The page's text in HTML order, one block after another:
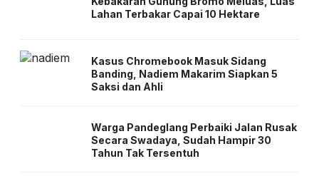
Lahan Terbakar Capai 10 Hektare
Kasus Chromebook Masuk Sidang
Banding, Nadiem Makarim Siapkan 5
Saksi dan Ahli
Warga Pandeglang Perbaiki Jalan Rusak
Secara Swadaya, Sudah Hampir 30
Tahun Tak Tersentuh